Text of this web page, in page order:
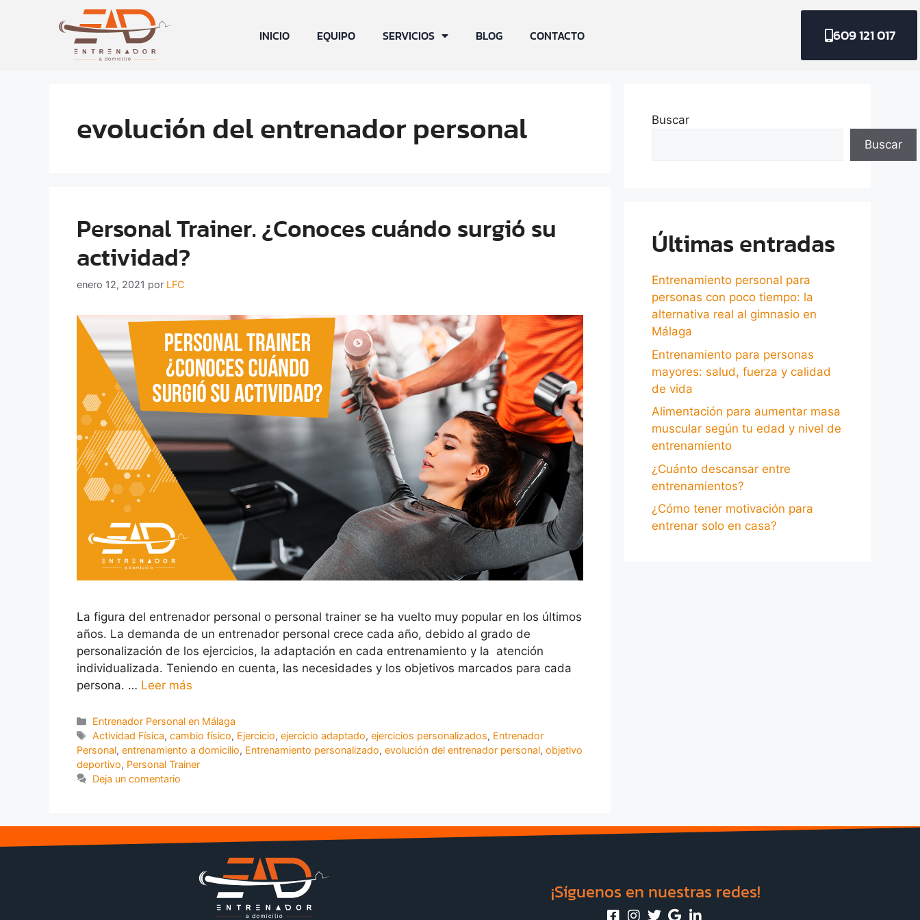
INICIO EQUIPO SERVICIOS BLOG CONTACTO 609 121 017
evolución del entrenador personal
Personal Trainer. ¿Conoces cuándo surgió su
actividad?
enero 12, 2021 por LFC
La figura del entrenador personal o personal trainer se ha vuelto muy popular en los últimos
años. La demanda de un entrenador personal crece cada año, debido al grado de
personalización de los ejercicios, la adaptación en cada entrenamiento y la atención
individualizada. Teniendo en cuenta, las necesidades y los objetivos marcados para cada
persona. … Leer más
Entrenador Personal en Málaga
Actividad Física,cambio físico, Ejercicio,ejercicio adaptado,ejercicios personalizados, Entrenador
Personal, entrenamiento a domicilio, Entrenamiento personalizado, evolución del entrenador personal, objetivo
deportivo, Personal Trainer
Deja un comentario
Buscar
Buscar
Últimas entradas
Entrenamiento personal para
personas con poco tiempo: la
alternativa real al gimnasio en
Málaga
Entrenamiento para personas
mayores: salud, fuerza y calidad
de vida
Alimentación para aumentar masa
muscular según tu edad y nivel de
entrenamiento
¿Cuánto descansar entre
entrenamientos?
¿Cómo tener motivación para
entrenar solo en casa?
¡Síguenos en nuestras redes!